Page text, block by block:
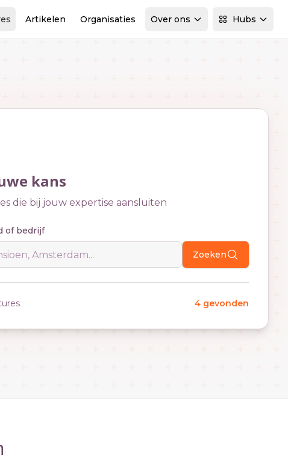
Artikelen Organisaties Over ons Hubs
kans
die bij jouw expertise aansluiten
of bedrijf
Zoeken
4 gevonden